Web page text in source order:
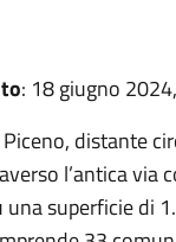
: 18 giugno
distante
l’antica via
una superficie di